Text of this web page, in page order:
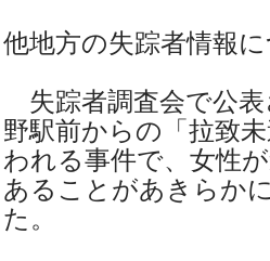
他地方の失踪者情報
失踪者調査会で公表
野駅前からの「拉致
われる事件で、女性
あることがあきらか
た。